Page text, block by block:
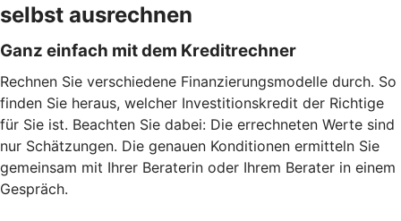
selbst ausrechnen
Ganz einfach mit dem Kreditrechner
Rechnen Sie verschiedene Finanzierungsmodelle durch. So
finden Sie heraus, welcher Investitionskredit der Richtige
für Sie ist. Beachten Sie dabei: Die errechneten Werte sind
nur Schätzungen. Die genauen Konditionen ermitteln Sie
gemeinsam mit Ihrer Beraterin oder Ihrem Berater in einem
Gespräch.